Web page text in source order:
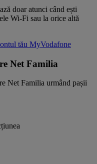
doar atunci când ești
Wi-Fi sau la orice altă
tău MyVodafone
Net Familia
Net Familia urmând pașii